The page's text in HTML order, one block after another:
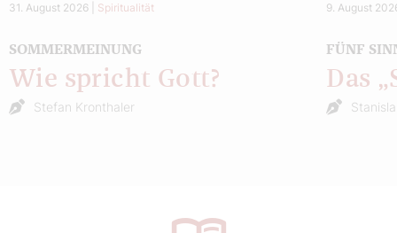
31. August 2026 Spiritualität
SOMMERMEINUNG
Wie spricht Gott?
Stefan Kronthaler
9. August
FÜNF
Das